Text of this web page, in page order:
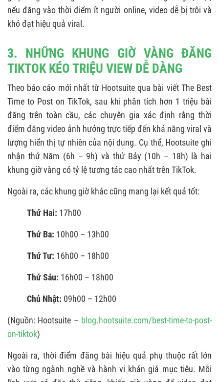
nếu đăng vào thời điểm ít người online, video dễ bị trôi và
khó đạt hiệu quả viral.
3. NHỮNG KHUNG GIỜ VÀNG ĐĂNG
TIKTOK KÉO TRIỆU VIEW DỄ DÀNG
Theo báo cáo mới nhất từ Hootsuite qua bài viết The Best
Time to Post on TikTok, sau khi phân tích hơn 1 triệu bài
đăng trên toàn cầu, các chuyên gia xác định rằng thời
điểm đăng video ảnh hưởng trực tiếp đến khả năng viral và
lượng hiển thị tự nhiên của nội dung. Cụ thể, Hootsuite ghi
nhận thứ Năm (6h – 9h) và thứ Bảy (10h – 18h) là hai
khung giờ vàng có tỷ lệ tương tác cao nhất trên TikTok.
Ngoài ra, các khung giờ khác cũng mang lại kết quả tốt:
Thứ Hai: 17h00
Thứ Ba: 10h00 – 13h00
Thứ Tư: 16h00 – 18h00
Thứ Sáu: 16h00 – 18h00
Chủ Nhật: 09h00 – 12h00
(Nguồn: Hootsuite – blog.hootsuite.com/best-time-to-post-
on-tiktok)
Ngoài ra, thời điểm đăng bài hiệu quả phụ thuộc rất lớn
vào từng ngành nghề và hành vi khán giả mục tiêu. Mỗi